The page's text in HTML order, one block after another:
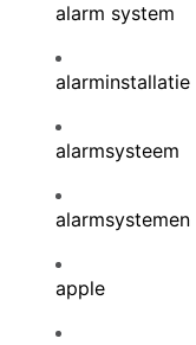
alarm system
alarminstallatie
alarmsysteem
alarmsystemen
apple